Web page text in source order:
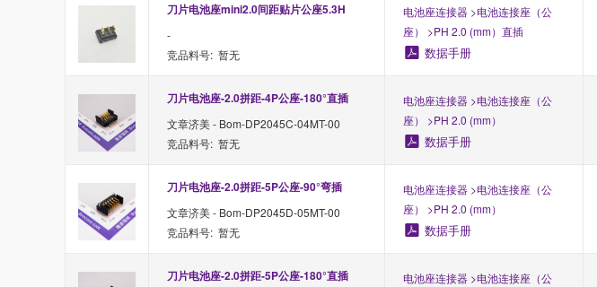
刀片电池座mini2.0间距贴片公座5.3H
-
竞品料号: 暂无
电池座连接器 >电池连接座（公
座） >PH 2.0 (mm）直插
数据手册
刀片电池座-2.0拼距-4P公座-180°直插
文章济美 - Bom-DP2045C-04MT-00
竞品料号: 暂无
电池座连接器 >电池连接座（公
座） >PH 2.0 (mm）
数据手册
刀片电池座-2.0拼距-5P公座-90°弯插
文章济美 - Bom-DP2045D-05MT-00
竞品料号: 暂无
电池座连接器 >电池连接座（公
座） >PH 2.0 (mm）
数据手册
刀片电池座-2.0拼距-5P公座-180°直插
电池座连接器 >电池连接座（公